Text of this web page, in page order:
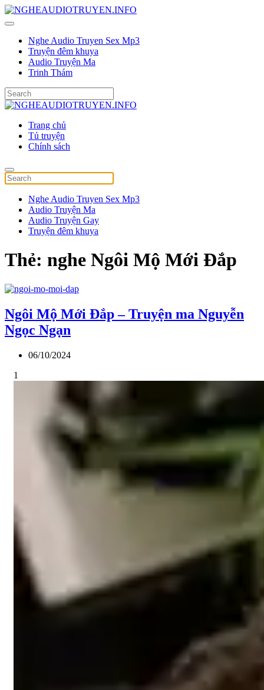
Nghe Audio Truyen Sex Mp3
Truyện đêm khuya
Audio Truyện Ma
Trinh Thám
Trang chủ
Tủ truyện
Chính sách
Nghe Audio Truyen Sex Mp3
Audio Truyện Ma
Audio Truyện Gay
Truyện đêm khuya
Thẻ: nghe Ngôi Mộ Mới Đắp
Ngôi Mộ Mới Đắp – Truyện ma Nguyễn
Ngọc Ngạn
06/10/2024
1